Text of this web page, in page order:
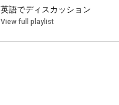
英語でディスカッション
View full playlist